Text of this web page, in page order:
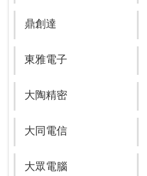
鼎創達
東雅電子
大陶精密
大同電信
大眾電腦